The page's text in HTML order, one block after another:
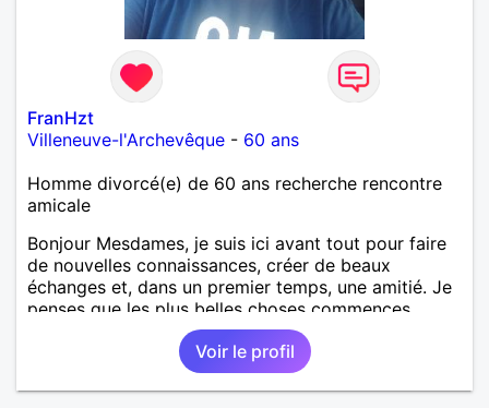
FranHzt
Villeneuve-l'Archevêque - 60 ans
Homme divorcé(e) de 60 ans recherche rencontre
amicale
Bonjour Mesdames, je suis ici avant tout pour faire
de nouvelles connaissances, créer de beaux
échanges et, dans un premier temps, une amitié. Je
penses que les plus belles choses commences
souvent le plus simplement. J'aime rire, discuter et
profiter de ce que la vie à de beau à nous offrir. Si
une belle connexion se crée, je serai ravi d'explorer
la suite et pourquoi pas envisager un vrai projet
Voir le profil